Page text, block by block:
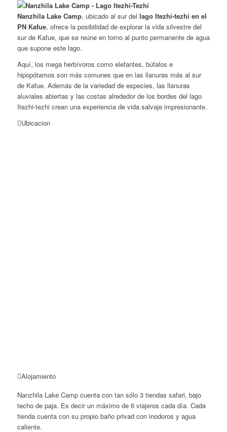
Nanzhila Lake Camp, ubicado al sur del lago Itezhi-tezhi en el
PN Kafue, ofrece la posibilidad de explorar la vida silvestre del
sur de Kafue, que se reúne en torno al punto permanente de agua
que supone este lago.
Aquí, los mega herbívoros como elefantes, búfalos e
hipopótamos son más comunes que en las llanuras más al sur
de Kafue. Además de la variedad de especies, las llanuras
aluviales abiertas y las costas alrededor de los bordes del lago
Itezhi-tezhi crean una experiencia de vida salvaje impresionante.
Ubicacion
Alojamiento
Nanzhila Lake Camp cuenta con tan sólo 3 tiendas safari, bajo
techo de paja. Es decir un máximo de 6 viajeros cada día. Cada
tienda cuenta con su propio baño privad con inodoros y agua
caliente.